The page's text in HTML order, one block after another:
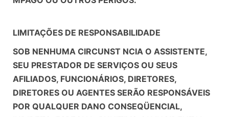
LIMITAÇÕES DE RESPONSABILIDADE
SOB NENHUMA CIRCUNST NCIA O ASSISTENTE,
SEU PRESTADOR DE SERVIÇOS OU SEUS
AFILIADOS, FUNCIONÁRIOS, DIRETORES,
DIRETORES OU AGENTES SERÃO RESPONSÁVEIS
POR QUALQUER DANO CONSEQÜENCIAL,